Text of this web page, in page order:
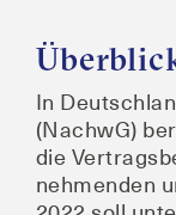
In
(Nach­wG)
die
neh­men­den